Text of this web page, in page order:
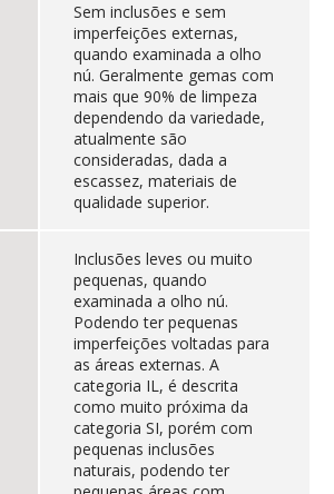
Sem inclusões e sem
imperfeições externas,
quando examinada a olho
nú. Geralmente gemas com
mais que 90% de limpeza
dependendo da variedade,
atualmente são
consideradas, dada a
escassez, materiais de
qualidade superior.
Inclusões leves ou muito
pequenas, quando
examinada a olho nú.
Podendo ter pequenas
imperfeições voltadas para
as áreas externas. A
categoria IL, é descrita
como muito próxima da
categoria SI, porém com
pequenas inclusões
naturais, podendo ter